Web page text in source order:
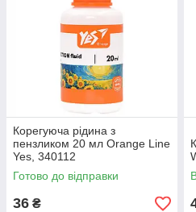
Корегуюча рідина з
пензликом 20 мл Orange Line
Yes, 340112
Готово до відправки
36 ₴